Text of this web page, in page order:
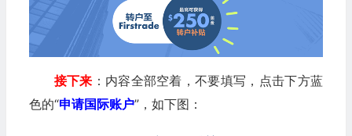
接下来 ：内容全部空着，不要填写，点击下方蓝
色的“申请国际账户”，如下图：